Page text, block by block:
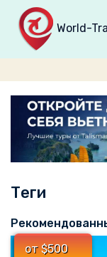
World-
Теги
от $500